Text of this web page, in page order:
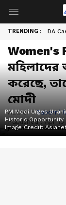
TRENDING : DA
Women's
মহিলাদের
করেছে,
মোদী
Author :Saborni
Published :Apr
PM Modi Urges
Historic Opportunity
Image Credit: